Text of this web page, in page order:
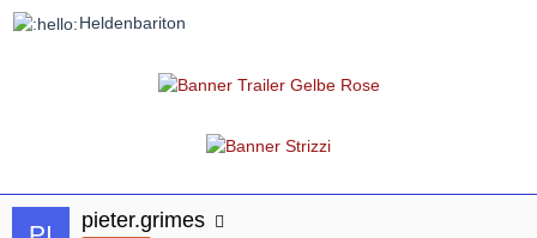
Heldenbariton
pieter.grimes